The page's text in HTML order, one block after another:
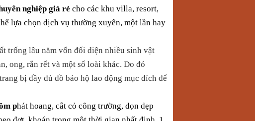
nghiệp giá rẻ cho các khu villa, resort,
lựa chọn dịch vụ thường xuyên, một lần hay
trống lâu năm vốn đối diện nhiều sinh vật
ong, rắn rết và một số loài khác. Do đó
bị đầy đủ đồ bảo hộ lao động mục đích để
phát hoang, cắt cỏ công trường, dọn dẹp